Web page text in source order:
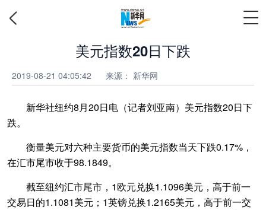
美元指数20日下跌
2019-08-21 04:05:42 来源： 新华网
新华社纽约8月20日电（记者刘亚南）美元指数20日下
跌。
衡量美元对六种主要货币的美元指数当天下跌0.17%，
在汇市尾市收于98.1849。
截至纽约汇市尾市，1欧元兑换1.1096美元，高于前一
交易日的1.1081美元；1英镑兑换1.2165美元，高于前一交